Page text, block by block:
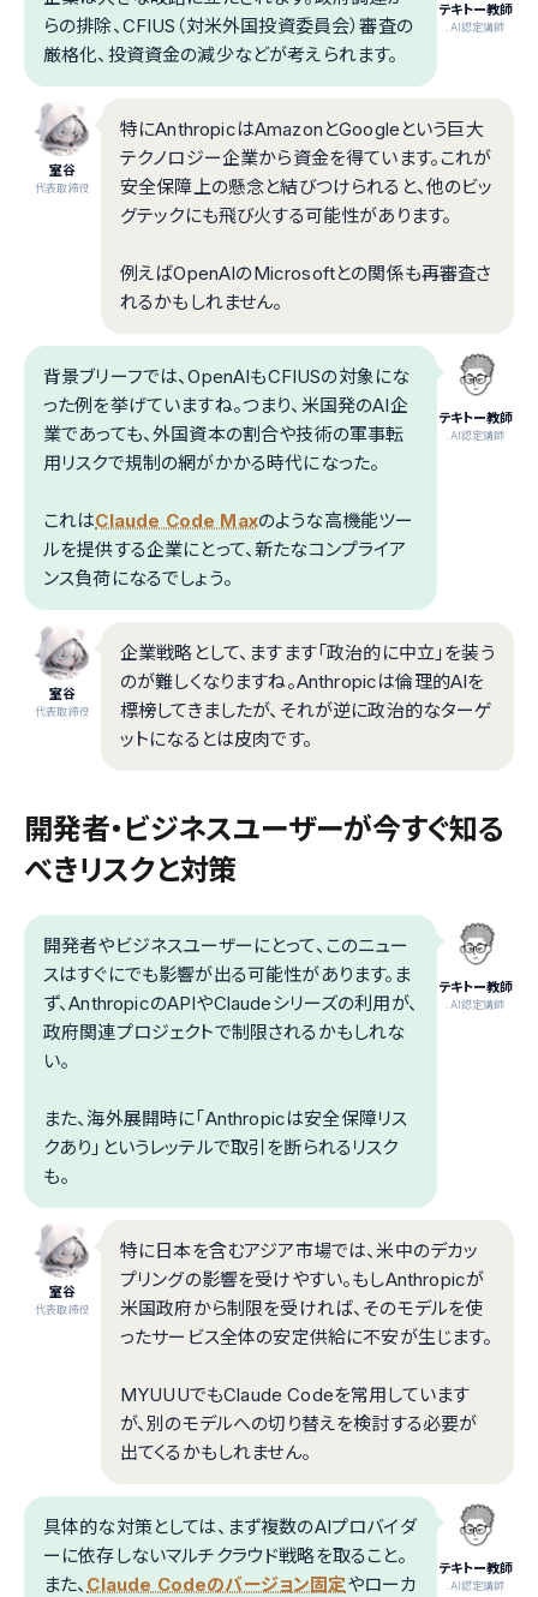
テキトー教師
.AI認定講師
らの排除、CFIUS（対米外国投資委員会）審査の
厳格化、投資資金の減少などが考えられます。
室谷
代表取締役
特にAnthropicはAmazonとGoogleという巨大
テクノロジー企業から資金を得ています。これが
安全保障上の懸念と結びつけられると、他のビッ
グテックにも飛び火する可能性があります。
例えばOpenAIのMicrosoftとの関係も再審査さ
れるかもしれません。
テキトー教師
.AI認定講師
背景ブリーフでは、OpenAIもCFIUSの対象にな
った例を挙げていますね。つまり、米国発のAI企
業であっても、外国資本の割合や技術の軍事転
用リスクで規制の網がかかる時代になった。
これはClaude Code Maxのような高機能ツー
ルを提供する企業にとって、新たなコンプライア
ンス負荷になるでしょう。
室谷
代表取締役
企業戦略として、ますます「政治的に中立」を装う
のが難しくなりますね。Anthropicは倫理的AIを
標榜してきましたが、それが逆に政治的なターゲ
ットになるとは皮肉です。
開発者・ビジネスユーザーが今すぐ知る
べきリスクと対策
テキトー教師
.AI認定講師
開発者やビジネスユーザーにとって、このニュー
スはすぐにでも影響が出る可能性があります。ま
ず、AnthropicのAPIやClaudeシリーズの利用が、
政府関連プロジェクトで制限されるかもしれな
い。
また、海外展開時に「Anthropicは安全保障リス
クあり」というレッテルで取引を断られるリスク
も。
室谷
代表取締役
特に日本を含むアジア市場では、米中のデカッ
プリングの影響を受けやすい。もしAnthropicが
米国政府から制限を受ければ、そのモデルを使
ったサービス全体の安定供給に不安が生じます。
MYUUUでもClaude Codeを常用しています
が、別のモデルへの切り替えを検討する必要が
出てくるかもしれません。
テキトー教師
.AI認定講師
具体的な対策としては、まず複数のAIプロバイダ
ーに依存しないマルチクラウド戦略を取ること。
また、 Claude Codeのバージョン固定やローカ